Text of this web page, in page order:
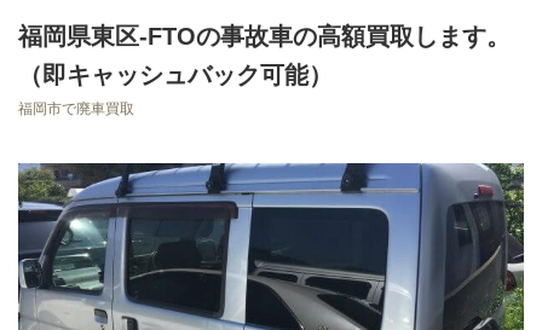
福岡県東区-FTOの事故車の高額買取します。
（即キャッシュバック可能）
福岡市で廃車買取